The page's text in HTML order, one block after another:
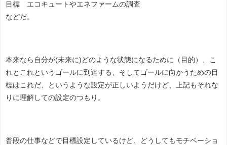
目標 エコキュートやエネファームの調査
などだ。
本来なら自分が(未来に)どのような状態になるために（目的）、こ
れとこれというゴールに到達する、そしてゴールに向かうための目
標はこれだ、というような設定が正しいようだけど、上記もそれな
りに理解しての設定のつもり。
普段の仕事などで目標設定しているけど、どうしてもモチベーショ